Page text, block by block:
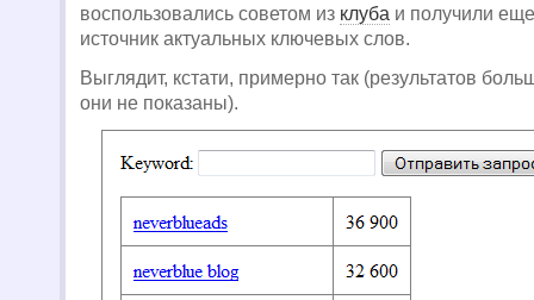
воспользовались советом из клуба и получили
источник актуальных ключевых слов.
Выглядит, кстати, примерно так (результатов
они не показаны).